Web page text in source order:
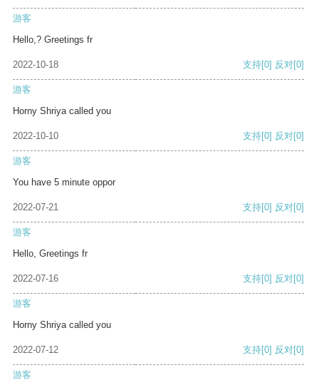
游客
Hello,? Greetings fr
2022-10-18 支持[0] 反对[0]
游客
Horny Shriya called you
2022-10-10 支持[0] 反对[0]
游客
You have 5 minute oppor
2022-07-21 支持[0] 反对[0]
游客
Hello, Greetings fr
2022-07-16 支持[0] 反对[0]
游客
Horny Shriya called you
2022-07-12 支持[0] 反对[0]
游客